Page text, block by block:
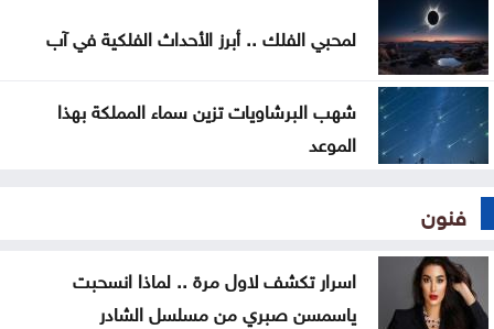
لمحبي الفلك .. أبرز الأحداث الفلكية في آب
شهب البرشاويات تزين سماء المملكة بهذا
الموعد
فنون
اسرار تكشف لاول مرة .. لماذا انسحبت
ياسمسن صبري من مسلسل الشادر